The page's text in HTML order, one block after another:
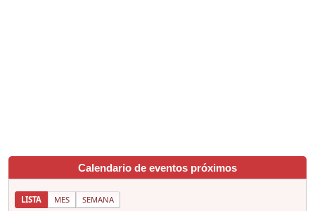
Calendario de eventos próximos
LISTA MES SEMANA